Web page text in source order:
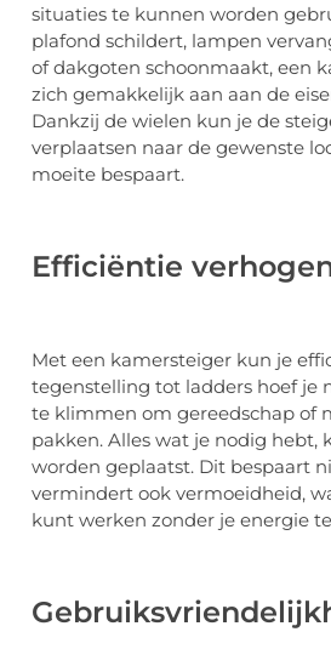
situaties te kunnen worden
plafond schildert, lampen
of dakgoten schoonmaakt, een
zich gemakkelijk aan aan de
Dankzij de wielen kun je de
verplaatsen naar de gewenste
moeite bespaart.
Efficiëntie
Met een kamersteiger kun je
tegenstelling tot ladders hoef je
te klimmen om gereedschap of
pakken. Alles wat je nodig hebt,
worden geplaatst. Dit bespaart
vermindert ook vermoeidheid,
kunt werken zonder je energie